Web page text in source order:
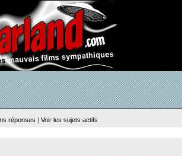
réponses | Voir les sujets actifs